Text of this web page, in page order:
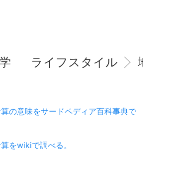
ライフスタイル 地域情
の意味をサードペディア百科事典で
をwikiで調べる。